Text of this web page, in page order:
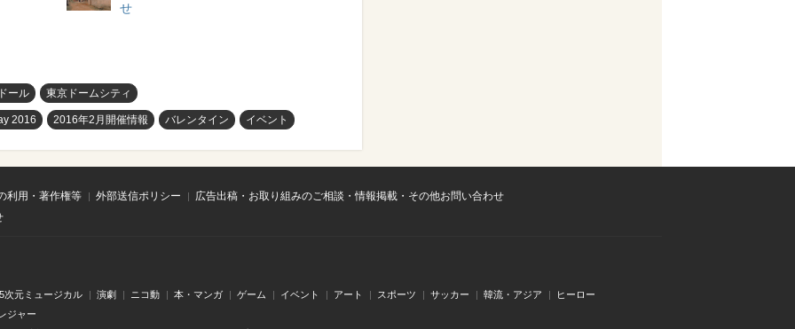
せ
ール 東京ドームシティ
2016 2016年2月開催情報 バレンタイン イベント
利用・著作権等 外部送信ポリシー
広告出稿・お取り組みのご相談・情報掲載・その他お問い合わせ
次元ミュージカル 演劇 ニコ動 本・マンガ ゲーム イベント アート スポーツ サッカー 韓流・アジア
ヒーロー
ジャー